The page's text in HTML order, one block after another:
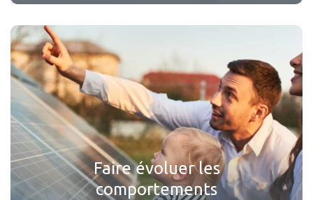
Faire évoluer les
comportements